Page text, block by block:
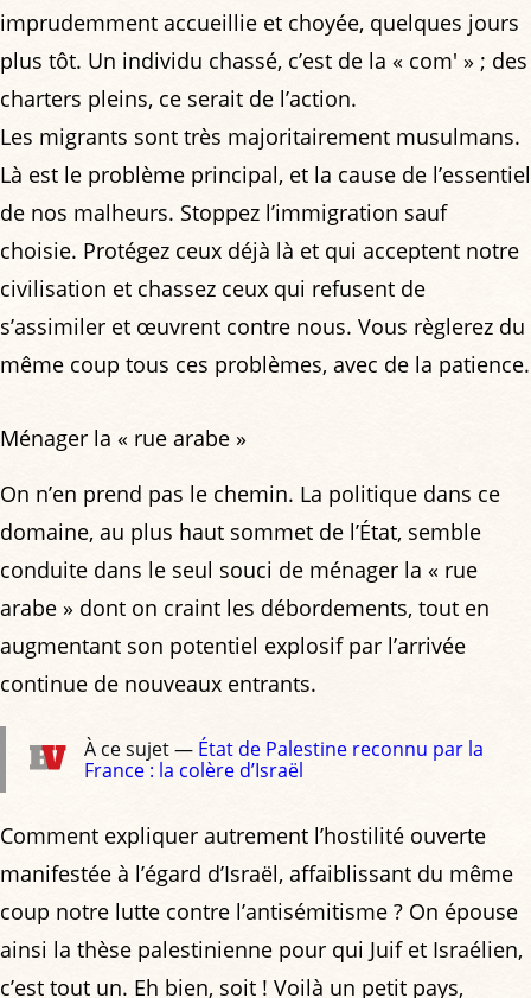
imprudemment accueillie et choyée, quelques jours
plus tôt. Un individu chassé, c’est de la « com' » ; des
charters pleins, ce serait de l’action.
Les migrants sont très majoritairement musulmans.
Là est le problème principal, et la cause de l’essentiel
de nos malheurs. Stoppez l’immigration sauf
choisie. Protégez ceux déjà là et qui acceptent notre
civilisation et chassez ceux qui refusent de
s’assimiler et œuvrent contre nous. Vous règlerez du
même coup tous ces problèmes, avec de la patience.
Ménager la « rue arabe »
On n’en prend pas le chemin. La politique dans ce
domaine, au plus haut sommet de l’État, semble
conduite dans le seul souci de ménager la « rue
arabe » dont on craint les débordements, tout en
augmentant son potentiel explosif par l’arrivée
continue de nouveaux entrants.
À ce sujet — État de Palestine reconnu par la
France : la colère d’Israël
Comment expliquer autrement l’hostilité ouverte
manifestée à l’égard d’Israël, affaiblissant du même
coup notre lutte contre l’antisémitisme ? On épouse
ainsi la thèse palestinienne pour qui Juif et Israélien,
c’est tout un. Eh bien, soit ! Voilà un petit pays,